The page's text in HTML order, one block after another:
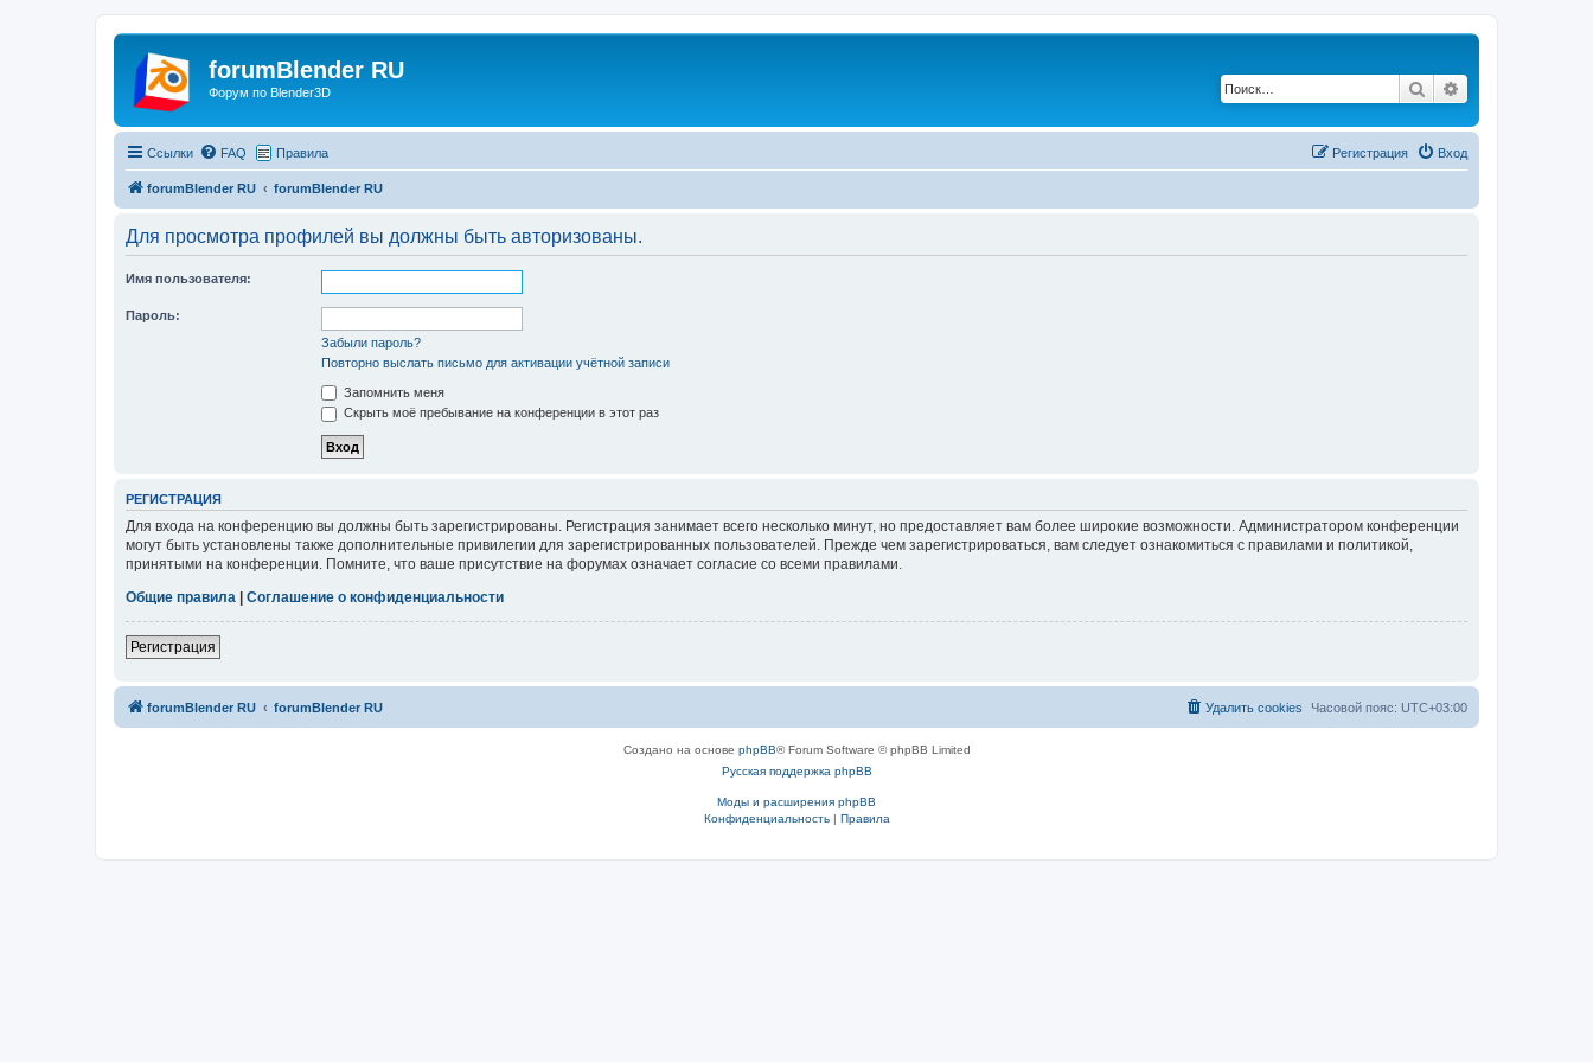
forumBlender RU
Форум по Blender3D Поиск
Ссылки FAQ Правила Вход
Регистрация
forumBlender RU forumBlender RU
Для просмотра профилей вы должны быть авторизованы.
Имя пользователя:
Пароль:
Забыли пароль?
Повторно выслать письмо для активации учётной записи
Запомнить меня
Скрыть моё пребывание на конференции в этот раз
РЕГИСТРАЦИЯ
Для входа на конференцию вы должны быть зарегистрированы. Регистрация занимает всего несколько минут, но предоставляет вам более широкие возможности. Администратором конференции
могут быть установлены также дополнительные привилегии для зарегистрированных пользователей. Прежде чем зарегистрироваться, вам следует ознакомиться с правилами и политикой,
принятыми на конференции. Помните, что ваше присутствие на форумах означает согласие со всеми правилами.
Общие правила
Соглашение о конфиденциальности
Регистрация
forumBlender RU forumBlender RU Часовой пояс: UTC+03:00
Удалить cookies
Создано на основе phpBB® Forum Software © phpBB Limited
Русская поддержка phpBB
Моды и расширения phpBB
Конфиденциальность| Правила